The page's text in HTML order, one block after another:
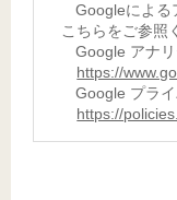
Googleによる
こちらをご参照
Google アナ
https://
Google プラ
https://